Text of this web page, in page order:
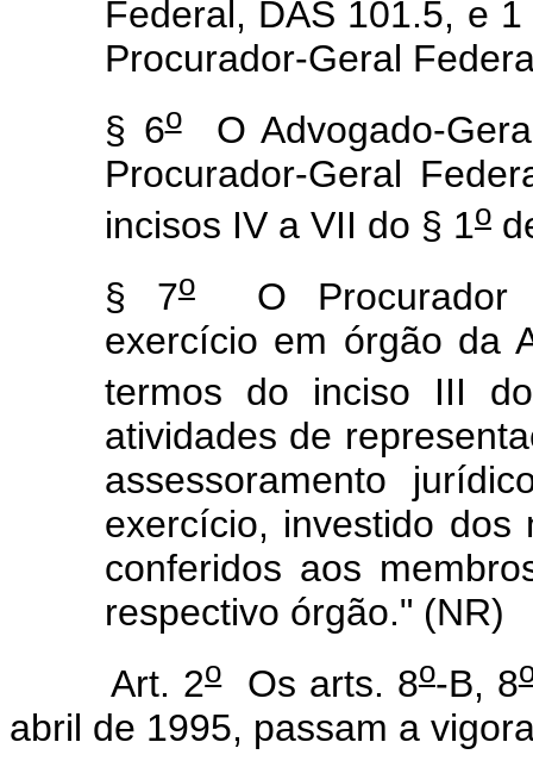
Federal, DAS 101.5, e
Procurador-Geral
§ 6oO Advogado-
Procurador-Geral
incisos IV a VII do § 1o
§ 7oO Procurador
exercício em órgão da
termos do inciso III
atividades de
assessoramento
exercício, investido dos
conferidos aos
respectivo órgão." (NR)
Art. 2oOs arts. 8o-B, 8
abril de 1995, passam a